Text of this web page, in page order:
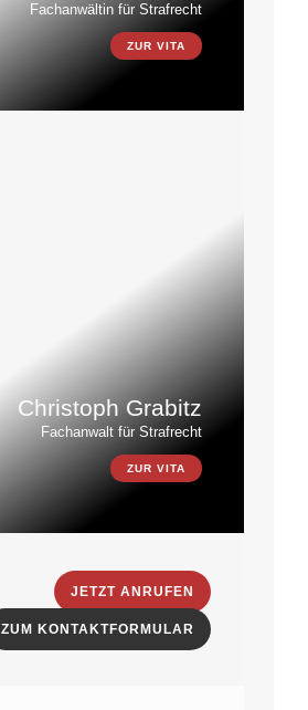
Fachanwältin für Strafrecht
ZUR VITA
Christoph Grabitz
Fachanwalt für Strafrecht
ZUR VITA
JETZT ANRUFEN
ZUM KONTAKTFORMULAR